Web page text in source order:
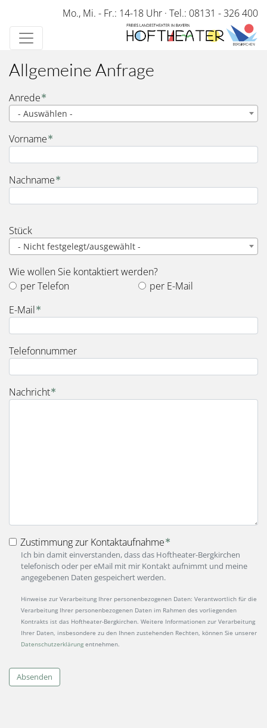
Direkt
zum
Inhalt
Mo., Mi. - Fr.: 14-18 Uhr · Tel.: 08131 - 326 400
Allgemeine Anfrage
Name
Anrede
- Auswählen -
Vorname
Nachname
Stück
- Nicht festgelegt/ausgewählt -
Wie wollen Sie kontaktiert werden?
per Telefon
per E-Mail
E-Mail
Telefonnummer
Nachricht
Zustimmung zur Kontaktaufnahme
Ich bin damit einverstanden, dass das Hoftheater-Bergkirchen
telefonisch oder per eMail mit mir Kontakt aufnimmt und meine
angegebenen Daten gespeichert werden.
Hinweise zur Verarbeitung Ihrer personenbezogenen Daten: Verantwortlich für die
Verarbeitung Ihrer personenbezogenen Daten im Rahmen des vorliegenden
Kontrakts ist das Hoftheater-Bergkirchen. Weitere Informationen zur Verarbeitung
Ihrer Daten, insbesondere zu den Ihnen zustehenden Rechten, können Sie unserer
Datenschutzerklärung entnehmen.
Absenden